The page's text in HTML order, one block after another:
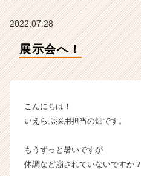
長
業
か
2022.07.28
展示会へ！
こんにちは！
いえらぶ採用担当の畑です。
もうずっと暑いですが
体調など崩されていないですか？